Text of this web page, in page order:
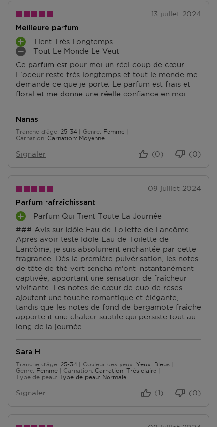
13 juillet 2024
Meilleure parfum
Ce parfum est pour moi un réel coup de cœur.
L'odeur reste très longtemps et tout le monde me
demande ce que je porte. Le parfum est frais et
floral et me donne une réelle confiance en moi.
A
V
A
N
T
A
S
Tient Très Longtemps
I
N
C
O
N
N
E
N
Tout Le Monde Le Veut
Nanas
Tranche d'âge
De 25 à 34 25-34 Genre
Femme
Carnation
Carnation: Moyenne
Signaler (0)
(0)
09 juillet 2024
Parfum rafraîchissant
### Avis sur Idôle Eau de Toilette de Lancôme
Après avoir testé Idôle Eau de Toilette de
Lancôme, je suis absolument enchantée par cette
fragrance. Dès la première pulvérisation, les notes
de tête de thé vert sencha m'ont instantanément
captivée, apportant une sensation de fraîcheur
vivifiante. Les notes de cœur de duo de roses
ajoutent une touche romantique et élégante,
tandis que les notes de fond de bergamote fraîche
apportent une chaleur subtile qui persiste tout au
long de la journée.
A
V
A
N
T
A
G
E
S
Parfum Qui Tient Toute La Journée
Sara H
Tranche d'âge
De 25 à 34 25-34 Couleur des yeux
Yeux: Bleus
Genre
Femme Carnation
Carnation: Très claire
Type de peau Type de peau: Normale
Signaler (0)
(1)